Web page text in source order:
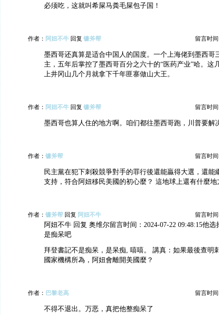
必须吃，这就叫希屎马粪毛屎包子国！
作者： 阿妞不牛 回复 镰斧帮 留言时间
墨西哥还真算是适合中国人的国度。一个上海佬到墨西哥
主，五年后掌控了墨西哥百分之六十的“医药产业”哈。这
上井冈山几个月就拿下千年匪寨做山大王。
作者： 阿妞不牛 回复 镰斧帮 留言时间
墨西哥也算人住的地方啊。咱们都往墨西哥跑，川普要解
作者： 镰斧帮 留言时间
民主黨在犯下刺殺競爭對手的罪行後還能贏得大選，還能
支持，符合阿妞移民美國的初心麼？ 這地球上還有什麼地
作者： 镰斧帮 回复 阿妞不牛 留言时间
阿妞不牛 回复 奥维尔留言时间：2024-07-22 09:48:15他
是痴呆吧
拜登書記不是痴呆，是呆痴, 嘻嘻。 講真：如果最後查明
國家機構所為，阿妞會離開美國麼？
作者： 巴黎老高 留言时间
不得不退出。万恶，真把他整痴呆了